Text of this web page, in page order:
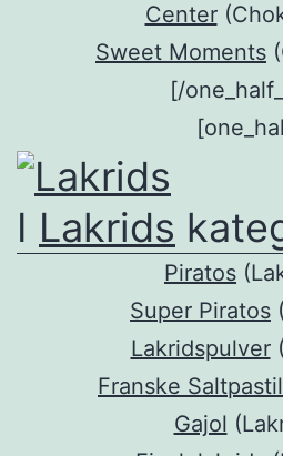
Center
Sweet Moments
[/
I Lakrids
Piratos
Super Piratos
Lakridspulver
Franske
Gajol